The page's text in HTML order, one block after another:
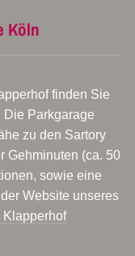
Köln
finden Sie
Parkgarage
zu den Sartory
Gehminuten (ca. 50
sowie eine
Website unseres
Klapperhof